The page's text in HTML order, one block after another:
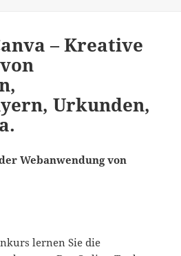
– Kreative
Urkunden,
Webanwendung von
lernen Sie die